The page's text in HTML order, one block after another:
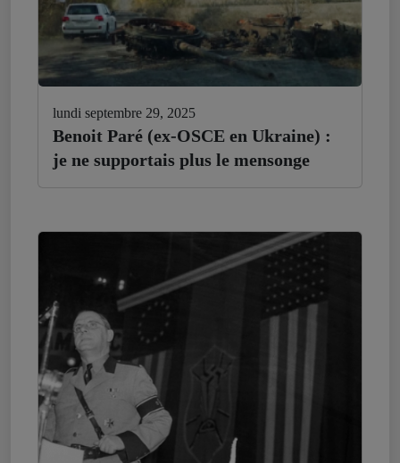
lundi septembre 29, 2025
Benoit Paré (ex-OSCE en Ukraine) :
je ne supportais plus le mensonge